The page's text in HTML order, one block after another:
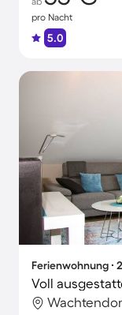
pro Nacht
5.0
Ferienwohnung ∙
Voll